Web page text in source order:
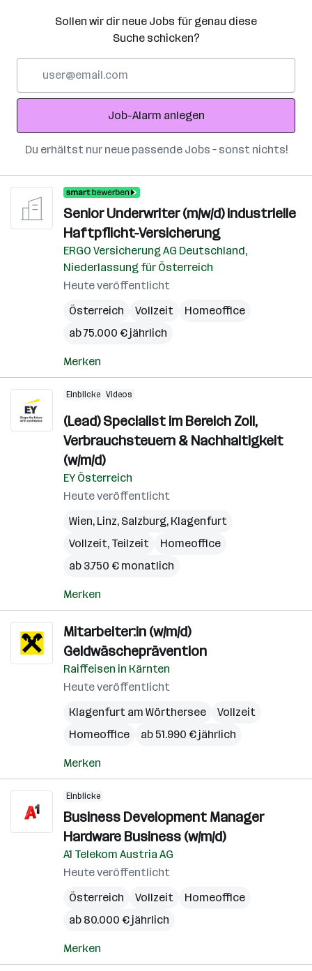
Sollen wir dir neue Jobs für genau diese
Suche schicken?
Adresse
Job-Alarm anlegen
Du erhältst nur neue passende Jobs – sonst nichts!
Senior Underwriter (m/w/d) industrielle
Haftpflicht-Versicherung
ERGO Versicherung AG Deutschland,
Niederlassung für Österreich
Heute veröffentlicht
Österreich
Vollzeit
Homeoffice
ab 75.000 € jährlich
Merken
Einblicke Videos
(Lead) Specialist im Bereich Zoll,
Verbrauchsteuern & Nachhaltigkeit
(w/m/d)
EY Österreich
Heute veröffentlicht
Wien, Linz, Salzburg, Klagenfurt
Vollzeit, Teilzeit
Homeoffice
ab 3.750 € monatlich
Merken
Mitarbeiter:in (w/m/d)
Geldwäscheprävention
Raiffeisen in Kärnten
Heute veröffentlicht
Klagenfurt am Wörthersee
Vollzeit
Homeoffice
ab 51.990 € jährlich
Merken
Einblicke
Business Development Manager
Hardware Business (w/m/d)
A1 Telekom Austria AG
Heute veröffentlicht
Österreich
Vollzeit
Homeoffice
ab 80.000 € jährlich
Merken